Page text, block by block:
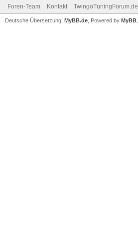
Foren-Team Kontakt TwingoTuningForum.de
Deutsche Übersetzung: MyBB.de , Powered by MyBB